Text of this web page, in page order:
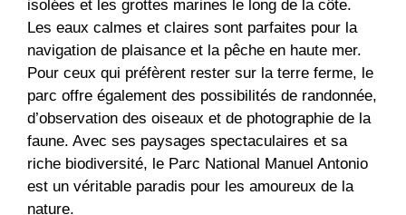
isolées et les grottes marines le long de la côte.
Les eaux calmes et claires sont parfaites pour la
navigation de plaisance et la pêche en haute mer.
Pour ceux qui préfèrent rester sur la terre ferme, le
parc offre également des possibilités de randonnée,
d’observation des oiseaux et de photographie de la
faune. Avec ses paysages spectaculaires et sa
riche biodiversité, le Parc National Manuel Antonio
est un véritable paradis pour les amoureux de la
nature.